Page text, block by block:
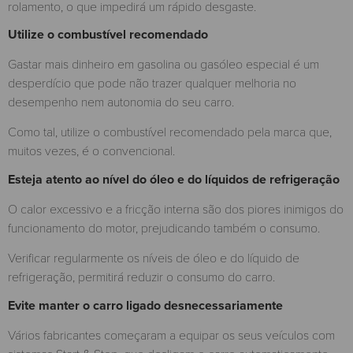
rolamento, o que impedirá um rápido desgaste.
Utilize o combustível recomendado
Gastar mais dinheiro em gasolina ou gasóleo especial é um
desperdício que pode não trazer qualquer melhoria no
desempenho nem autonomia do seu carro.
Como tal, utilize o combustível recomendado pela marca que,
muitos vezes, é o convencional.
Esteja atento ao nível do óleo e do líquidos de refrigeração
O calor excessivo e a fricção interna são dos piores inimigos do
funcionamento do motor, prejudicando também o consumo.
Verificar regularmente os níveis de óleo e do líquido de
refrigeração, permitirá reduzir o consumo do carro.
Evite manter o carro ligado desnecessariamente
Vários fabricantes começaram a equipar os seus veículos com